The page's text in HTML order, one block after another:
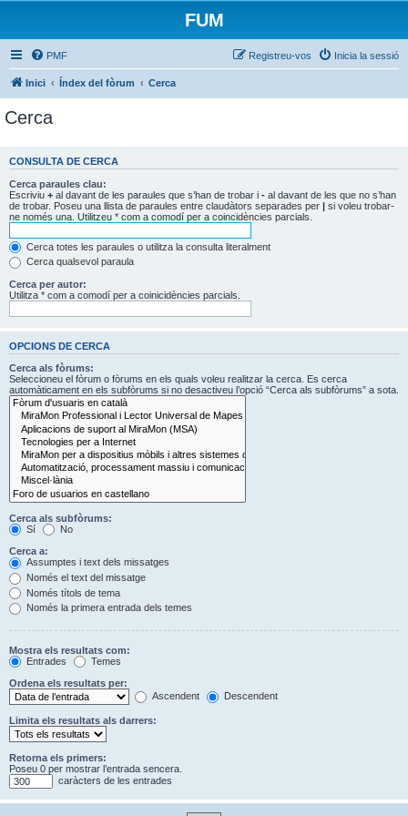
FUM
PMF Inicia la sessió
Registreu-vos
Inici Índex del fòrum Cerca
Cerca
CONSULTA DE CERCA
Cerca paraules clau:
Escriviu + al davant de les paraules que s’han de trobar i - al davant de les que no s’han
de trobar. Poseu una llista de paraules entre claudàtors separades per | si voleu trobar-
ne només una. Utilitzeu * com a comodí per a coincidències parcials.
Cerca totes les paraules o utilitza la consulta literalment
Cerca qualsevol paraula
Cerca per autor:
Utilitza * com a comodí per a coinicidències parcials.
OPCIONS DE CERCA
Cerca als fòrums:
Seleccioneu el fòrum o fòrums en els quals voleu realitzar la cerca. Es cerca
automàticament en els subfòrums si no desactiveu l’opció “Cerca als subfòrums” a sota.
Cerca als subfòrums:
Sí
No
Cerca a:
Assumptes i text dels missatges
Només el text del missatge
Només títols de tema
Només la primera entrada dels temes
Mostra els resultats com:
Entrades
Temes
Ordena els resultats per:
Ascendent
Descendent
Limita els resultats als darrers:
Retorna els primers:
Poseu 0 per mostrar l’entrada sencera.
caràcters de les entrades